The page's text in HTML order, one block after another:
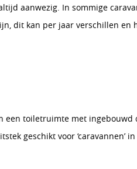
aanwezig. In sommige
dit kan per jaar verschillen en
een toiletruimte met ingebouwd
geschikt voor ‘caravannen’